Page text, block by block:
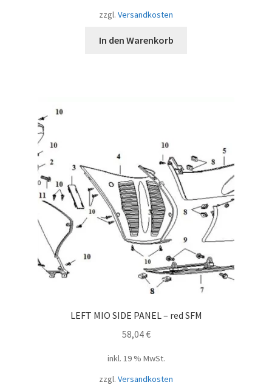
zzgl. Versandkosten
In den Warenkorb
LEFT MIO SIDE PANEL – red SFM
58,04€
inkl. 19 % MwSt.
zzgl. Versandkosten